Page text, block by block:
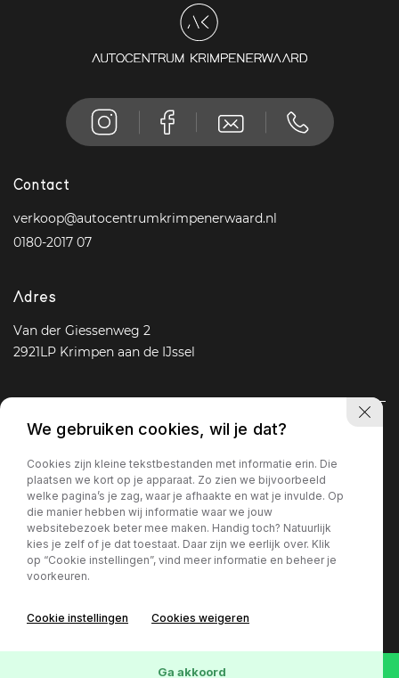
Contact
verkoop@autocentrumkrimpenerwaard.nl
0180-2017 07
Adres
Van der Giessenweg 2
2921LP Krimpen aan de IJssel
AanbodDiensten Over onsVacatureContact
Openingstijden
Ma - Vr
09 : 00 - 18 : 00
Privacy policy
We gebruiken cookies, wil je dat?
Cookies zijn kleine tekstbestanden met informatie erin. Die
plaatsen we kort op je apparaat. Zo zien we bijvoorbeeld
welke pagina’s je zag, waar je afhaakte en wat je invulde. Op
die manier hebben wij informatie waar we jouw
websitebezoek beter mee maken. Handig toch? Natuurlijk
kies je zelf of je dat toestaat. Daar zijn we eerlijk over. Klik
op “Cookie instellingen”, vind meer informatie en beheer je
voorkeuren.
Cookie instellingen Cookies weigeren
Ga akkoord